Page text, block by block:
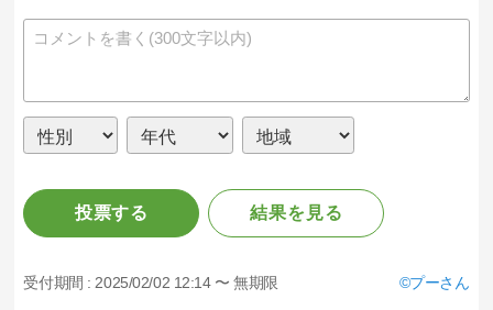
投票する 結果を見る
受付期間 :2025/02/02 12:14 〜 無期限 プーさん